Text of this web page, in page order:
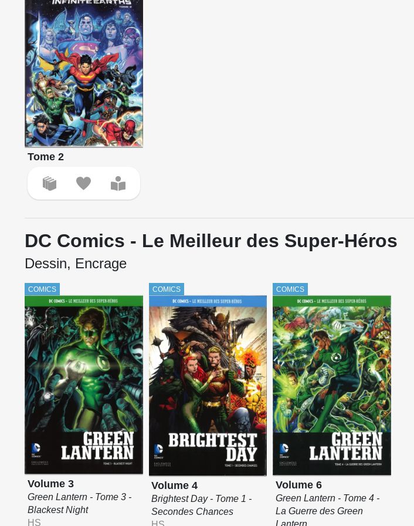
Tome 2
DC Comics - Le Meilleur des Super-Héros
Dessin, Encrage
COMICS
Volume 3
Green Lantern - Tome 3 -
Blackest Night
HS
COMICS
Volume 4
Brightest Day - Tome 1 -
Secondes Chances
COMICS
Volume 6
Green Lantern - Tome 4 -
La Guerre des Green